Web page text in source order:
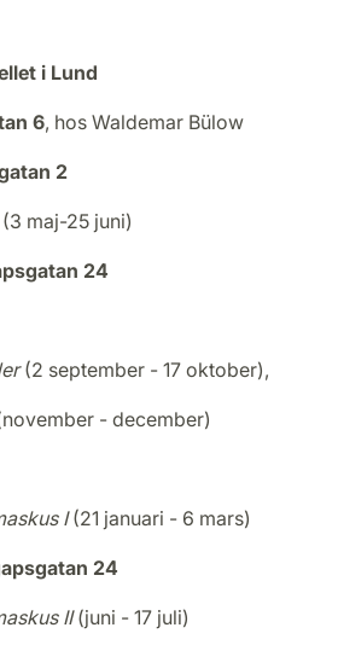
i Lund
6, hos Waldemar Bülow
2
(3 maj-25 juni)
24
(2 september - 17 oktober),
- december)
I(21 januari - 6 mars)
24
II(juni - 17 juli)